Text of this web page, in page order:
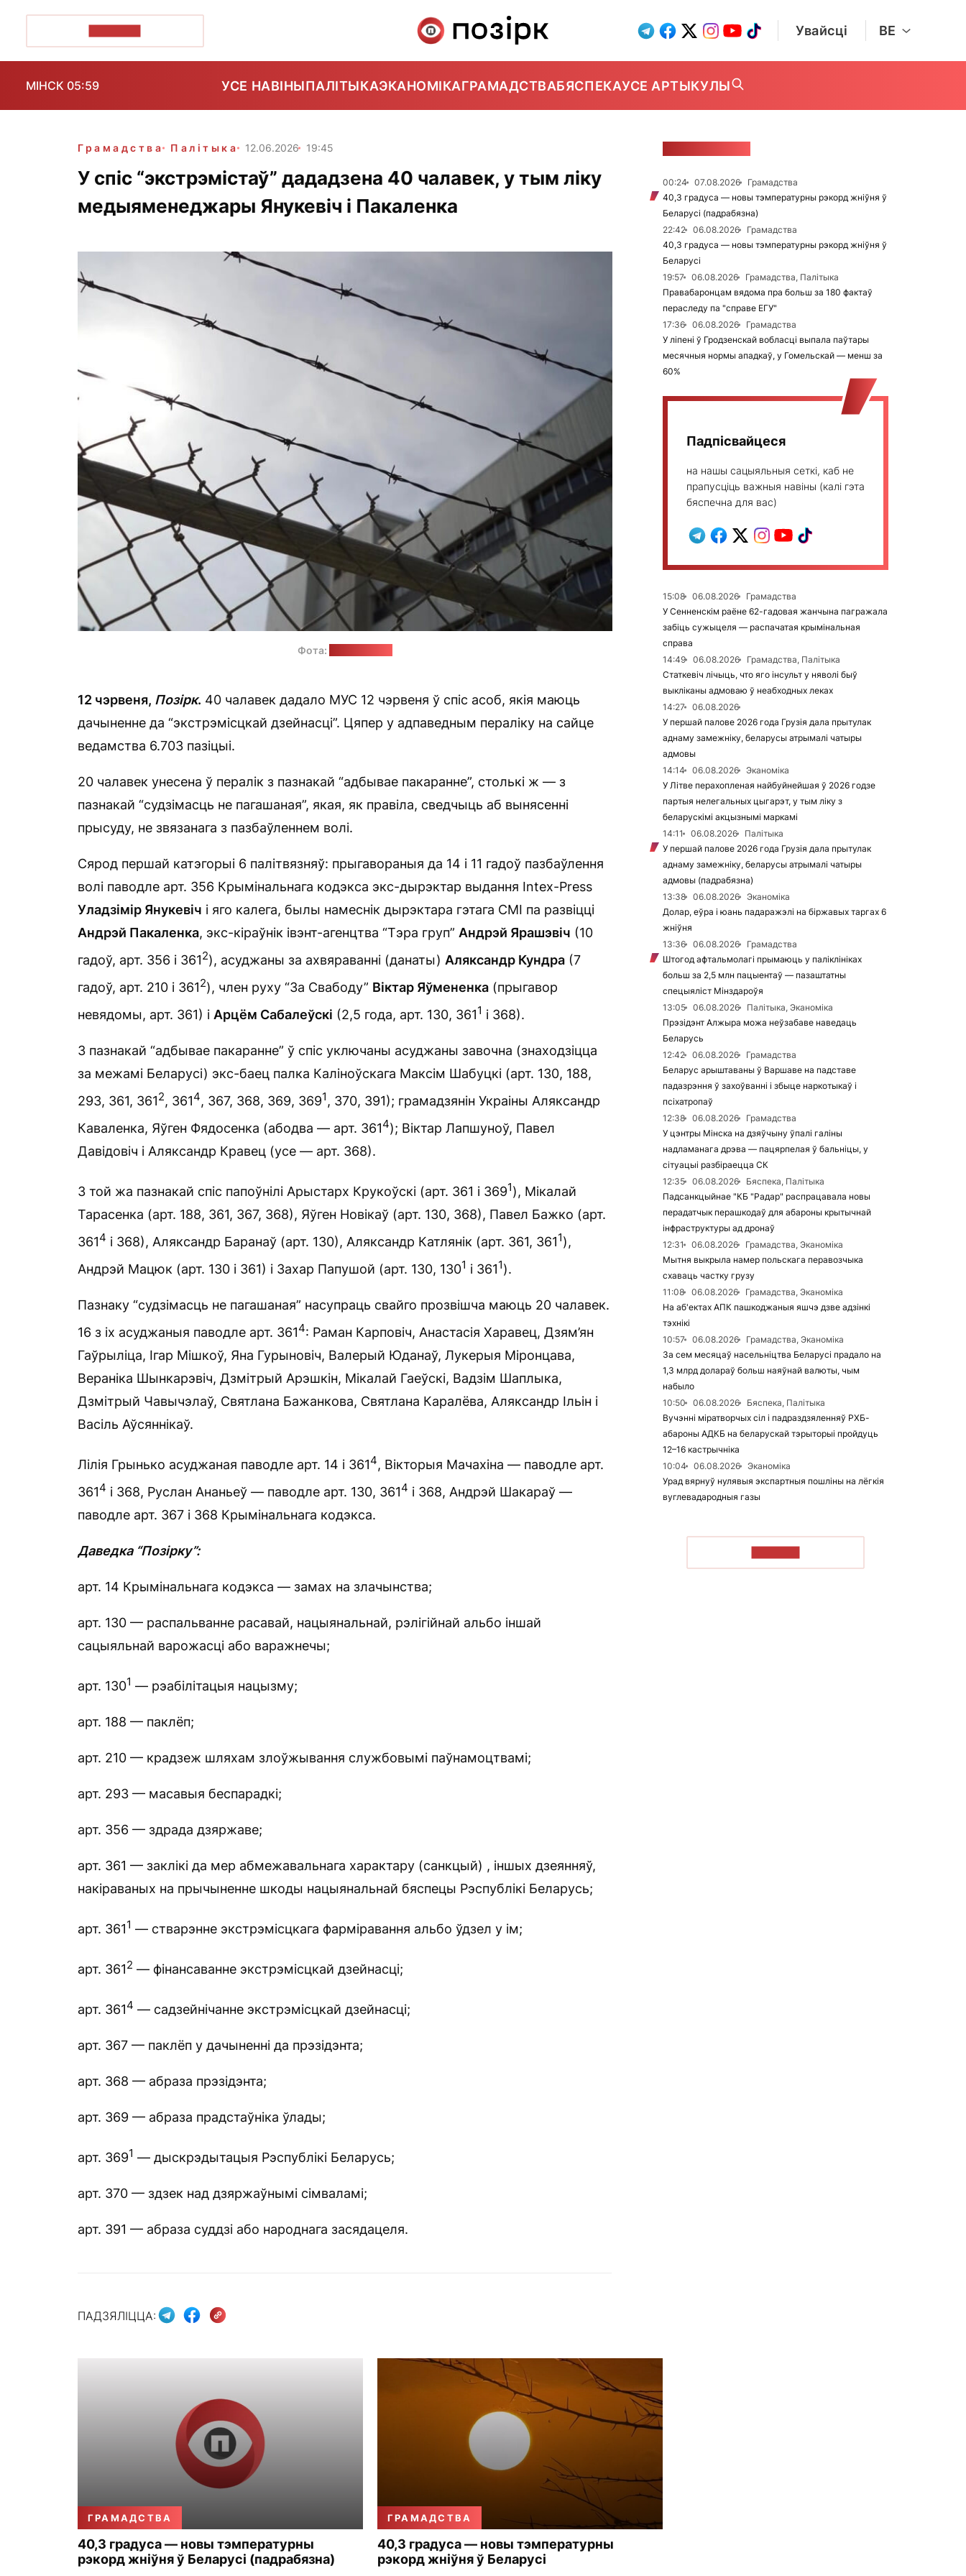
Увайсці BE
МІНСК 05:59 УСЕ НАВІНЫПАЛІТЫКАЭКАНОМІКАГРАМАДСТВАБЯСПЕКАУСЕ АРТЫКУЛЫ
Грамадства Палітыка 12.06.2026 19:45
У спіс “экстрэмістаў” дададзена 40 чалавек, у тым ліку
медыяменеджары Янукевіч і Пакаленка
Фота:
12 чэрвеня, Позірк. 40 чалавек дадало МУС 12 чэрвеня ў спіс асоб, якія маюць
дачыненне да “экстрэмісцкай дзейнасці”. Цяпер у адпаведным пераліку на сайце
ведамства 6.703 пазіцыі.
20 чалавек унесена ў пералік з пазнакай “адбывае пакаранне”, столькі ж — з
пазнакай “судзімасць не пагашаная”, якая, як правіла, сведчыць аб вынясенні
прысуду, не звязанага з пазбаўленнем волі.
Сярод першай катэгорыі 6 палітвязняў: прыгавораныя да 14 і 11 гадоў пазбаўлення
волі паводле арт. 356 Крымінальнага кодэкса экс-дырэктар выдання Intex-Press
Уладзімір Янукевіч і яго калега, былы намеснік дырэктара гэтага СМІ па развіцці
Андрэй Пакаленка, экс-кіраўнік івэнт-агенцтва “Тэра груп” Андрэй Ярашэвіч (10
гадоў, арт. 356 і 3612), асуджаны за ахвяраванні (данаты) Аляксандр Кундра (7
гадоў, арт. 210 і 3612), член руху “За Свабоду” Віктар Яўмененка (прыгавор
невядомы, арт. 361) і Арцём Сабалеўскі (2,5 года, арт. 130, 3611 і 368).
З пазнакай “адбывае пакаранне” ў спіс уключаны асуджаны завочна (знаходзіцца
за межамі Беларусі) экс-баец палка Каліноўскага Максім Шабуцкі (арт. 130, 188,
293, 361, 3612, 3614, 367, 368, 369, 3691 , 370, 391); грамадзянін Украіны Аляксандр
Каваленка, Яўген Фядосенка (абодва — арт. 3614); Віктар Лапшуноў, Павел
Давідовіч і Аляксандр Кравец (усе — арт. 368).
З той жа пазнакай спіс папоўнілі Арыстарх Крукоўскі (арт. 361 і 3691), Мікалай
Тарасенка (арт. 188, 361, 367, 368), Яўген Новікаў (арт. 130, 368), Павел Бажко (арт.
3614 і 368), Аляксандр Баранаў (арт. 130), Аляксандр Катлянік (арт. 361, 3611),
Андрэй Мацюк (арт. 130 і 361) і Захар Папушой (арт. 130, 1301 і 3611).
Пазнаку “судзімасць не пагашаная” насупраць свайго прозвішча маюць 20 чалавек.
16 з іх асуджаныя паводле арт. 3614: Раман Карповіч, Анастасія Харавец, Дзям’ян
Гаўрыліца, Ігар Мішкоў, Яна Гурыновіч, Валерый Юданаў, Лукерыя Міронцава,
Вераніка Шынкарэвіч, Дзмітрый Арэшкін, Мікалай Гаеўскі, Вадзім Шаплыка,
Дзмітрый Чавычэлаў, Святлана Бажанкова, Святлана Каралёва, Аляксандр Ільін і
Васіль Аўсяннікаў.
Лілія Грынько асуджаная паводле арт. 14 і 3614, Вікторыя Мачахіна — паводле арт.
3614 і 368, Руслан Ананьеў — паводле арт. 130, 3614 і 368, Андрэй Шакараў —
паводле арт. 367 і 368 Крымінальнага кодэкса.
Даведка “Позірку”:
арт. 14 Крымінальнага кодэкса — замах на злачынства;
арт. 130 — распальванне расавай, нацыянальнай, рэлігійнай альбо іншай
сацыяльнай варожасці або варажнечы;
арт. 1301 — рэабілітацыя нацызму;
арт. 188 — паклёп;
арт. 210 — крадзеж шляхам злоўжывання службовымі паўнамоцтвамі;
арт. 293 — масавыя беспарадкі;
арт. 356 — здрада дзяржаве;
арт. 361 — заклікі да мер абмежавальнага характару (санкцый) , іншых дзеянняў,
накіраваных на прычыненне шкоды нацыянальнай бяспецы Рэспублікі Беларусь;
арт. 3611 — стварэнне экстрэмісцкага фарміравання альбо ўдзел у ім;
арт. 3612 — фінансаванне экстрэмісцкай дзейнасці;
арт. 3614 — садзейнічанне экстрэмісцкай дзейнасці;
арт. 367 — паклёп у дачыненні да прэзідэнта;
арт. 368 — абраза прэзідэнта;
арт. 369 — абраза прадстаўніка ўлады;
арт. 3691 — дыскрэдытацыя Рэспублікі Беларусь;
арт. 370 — здзек над дзяржаўнымі сімваламі;
арт. 391 — абраза суддзі або народнага засядацеля.
ПАДЗЯЛІЦЦА:
ГРАМАДСТВА
40,3 градуса — новы тэмпературны
рэкорд жніўня ў Беларусі (падрабязна)
ГРАМАДСТВА
40,3 градуса — новы тэмпературны
рэкорд жніўня ў Беларусі
00:24 07.08.2026
Грамадства
40,3 градуса — новы тэмпературны рэкорд жніўня ў
Беларусі (падрабязна)
22:42
06.08.2026
Грамадства
40,3 градуса — новы тэмпературны рэкорд жніўня ў
Беларусі
19:57
06.08.2026
Грамадства, Палітыка
Правабаронцам вядома пра больш за 180 фактаў
пераследу па "справе ЕГУ"
17:36
06.08.2026
Грамадства
У ліпені ў Гродзенскай вобласці выпала паўтары
месячныя нормы ападкаў, у Гомельскай — менш за
60%
Падпісвайцеся
на нашы сацыяльныя сеткі, каб не
прапусціць важныя навіны (калі гэта
бяспечна для вас)
15:08 06.08.2026
Грамадства
У Сенненскім раёне 62-гадовая жанчына пагражала
забіць сужыцеля — распачатая крымінальная
справа
14:49
06.08.2026
Грамадства, Палітыка
Статкевіч лічыць, что яго інсульт у няволі быў
выкліканы адмоваю ў неабходных леках
14:27
06.08.2026
У першай палове 2026 года Грузія дала прытулак
аднаму замежніку, беларусы атрымалі чатыры
адмовы
14:14
06.08.2026
Эканоміка
У Літве перахопленая найбуйнейшая ў 2026 годзе
партыя нелегальных цыгарэт, у тым ліку з
беларускімі акцызнымі маркамі
14:11
06.08.2026
Палітыка
У першай палове 2026 года Грузія дала прытулак
аднаму замежніку, беларусы атрымалі чатыры
адмовы (падрабязна)
13:38
06.08.2026
Эканоміка
Долар, еўра і юань падаражэлі на біржавых таргах 6
жніўня
13:36
06.08.2026
Грамадства
Штогод афтальмолагі прымаюць у паліклініках
больш за 2,5 млн пацыентаў — пазаштатны
спецыяліст Мінздароўя
13:05
06.08.2026
Палітыка, Эканоміка
Прэзідэнт Алжыра можа неўзабаве наведаць
Беларусь
12:42
06.08.2026
Грамадства
Беларус арыштаваны ў Варшаве на падставе
падазрэння ў захоўванні і збыце наркотыкаў і
псіхатропаў
12:38
06.08.2026
Грамадства
У цэнтры Мінска на дзяўчыну ўпалі галіны
надламанага дрэва — пацярпелая ў бальніцы, у
сітуацыі разбіраецца СК
12:35
06.08.2026
Бяспека, Палітыка
Падсанкцыйнае "КБ "Радар" распрацавала новы
перадатчык перашкодаў для абароны крытычнай
інфраструктуры ад дронаў
12:31
06.08.2026
Грамадства, Эканоміка
Мытня выкрыла намер польскага перавозчыка
схаваць частку грузу
11:08
06.08.2026
Грамадства, Эканоміка
На аб'ектах АПК пашкоджаныя яшчэ дзве адзінкі
тэхнікі
10:57
06.08.2026
Грамадства, Эканоміка
За сем месяцаў насельніцтва Беларусі прадало на
1,3 млрд долараў больш наяўнай валюты, чым
набыло
10:50
06.08.2026
Бяспека, Палітыка
Вучэнні міратворчых сіл і падраздзяленняў РХБ-
абароны АДКБ на беларускай тэрыторыі пройдуць
12–16 кастрычніка
10:04
06.08.2026
Эканоміка
Урад вярнуў нулявыя экспартныя пошліны на лёгкія
вуглевадародныя газы